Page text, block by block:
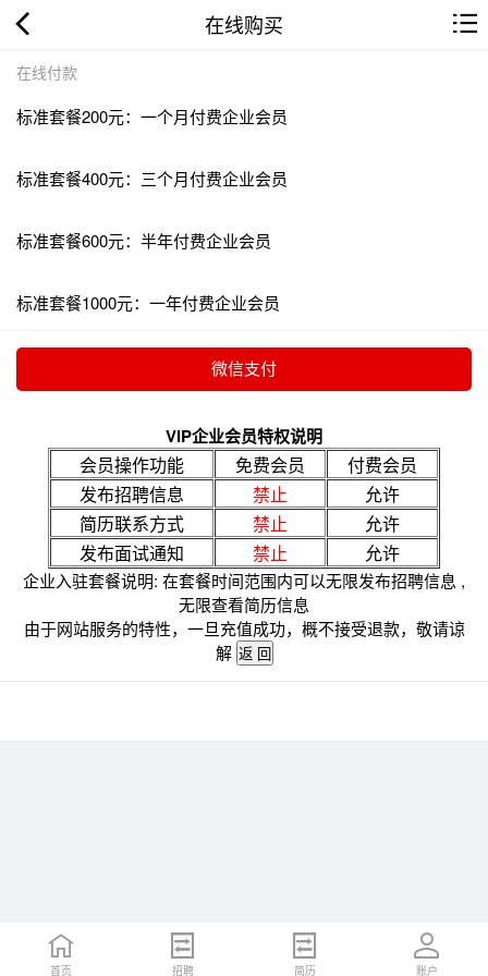
在线购买
在线付款
标准套餐200元：一个月付费企业会员
标准套餐400元：三个月付费企业会员
标准套餐600元：半年付费企业会员
标准套餐1000元：一年付费企业会员
VIP企业会员特权说明
会员操作功能 免费会员
付费会员
发布招聘信息
禁止
允许
简历联系方式
禁止
允许
发布面试通知
禁止 允许
企业入驻套餐说明: 在套餐时间范围内可以无限发布招聘信息 ,
无限查看简历信息
由于网站服务的特性，一旦充值成功，概不接受退款，敬请谅
解
首页 招聘 简历 账户